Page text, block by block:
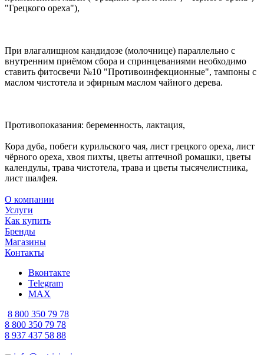
"Грецкого ореха"),
При влагалищном кандидозе (молочнице) параллельно с
внутренним приёмом сбора и спринцеваниями необходимо
ставить фитосвечи №10 "Противоинфекционные", тампоны с
маслом чистотела и эфирным маслом чайного дерева.
Противопоказания: беременность, лактация,
Кора дуба, побеги курильского чая, лист грецкого ореха, лист
чёрного ореха, хвоя пихты, цветы аптечной ромашки, цветы
календулы, трава чистотела, трава и цветы тысячелистника,
лист шалфея.
О компании
Услуги
Как купить
Бренды
Магазины
Контакты
Вконтакте
Telegram
MAX
8 800 350 79 78
8 800 350 79 78
8 937 437 58 88